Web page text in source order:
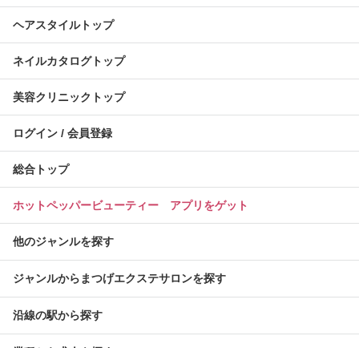
ヘアスタイルトップ
ネイルカタログトップ
美容クリニックトップ
ログイン / 会員登録
総合トップ
ホットペッパービューティー アプリをゲット
他のジャンルを探す
ジャンルからまつげエクステサロンを探す
沿線の駅から探す